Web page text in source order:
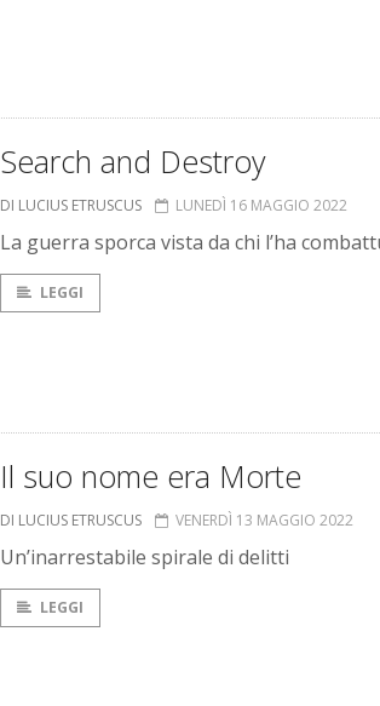
Search and Destroy
DI LUCIUS ETRUSCUS LUNEDÌ 16 MAGGIO 2022
La guerra sporca vista da chi l’ha
LEGGI
Il suo nome era Morte
DI LUCIUS ETRUSCUS VENERDÌ 13 MAGGIO 2022
Un’inarrestabile spirale di delitti
LEGGI